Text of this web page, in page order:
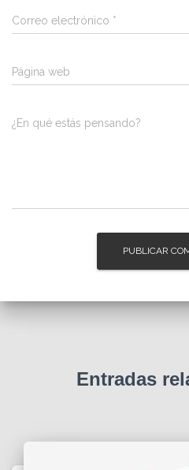
Correo electrónico *
Página web
¿En qué estás pensando?
Entradas